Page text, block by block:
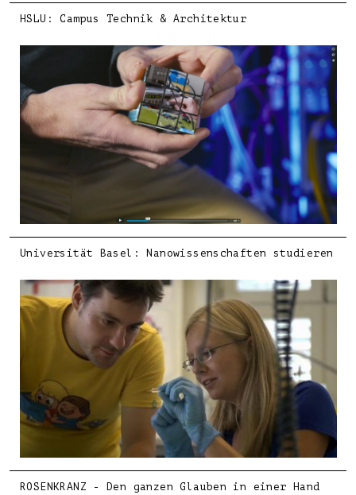
HSLU: Campus Technik & Architektur
Universität Basel: Nanowissenschaften studieren
ROSENKRANZ - Den ganzen Glauben in einer Hand